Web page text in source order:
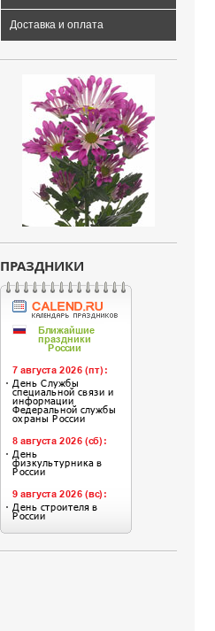
Доставка и оплата
ПРАЗДНИКИ